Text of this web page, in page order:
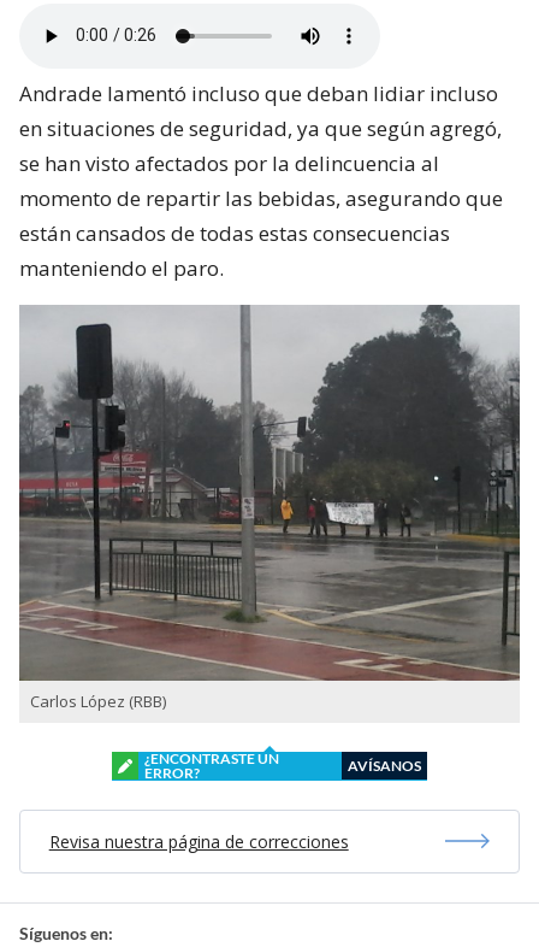
Andrade lamentó incluso que deban lidiar incluso
en situaciones de seguridad, ya que según agregó,
se han visto afectados por la delincuencia al
momento de repartir las bebidas, asegurando que
están cansados de todas estas consecuencias
manteniendo el paro.
Carlos López (RBB)
¿ENCONTRASTE UN
ERROR?
AVÍSANOS
Revisa nuestra página de correcciones
Síguenos en: